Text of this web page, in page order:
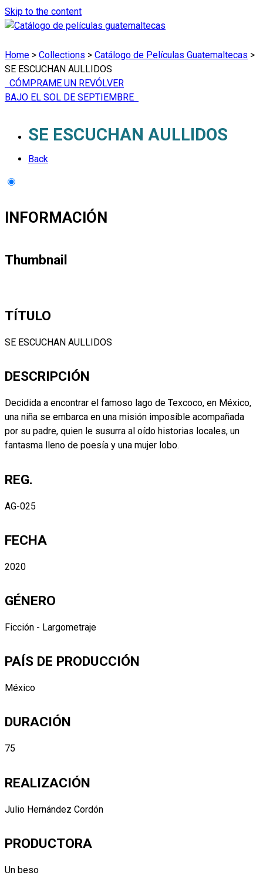
Skip to the content
Home > Collections > Catálogo de Películas Guatemaltecas >
SE ESCUCHAN AULLIDOS
CÓMPRAME UN REVÓLVER
BAJO EL SOL DE SEPTIEMBRE
SE ESCUCHAN AULLIDOS
Back
INFORMACIÓN
Thumbnail
TÍTULO
SE ESCUCHAN AULLIDOS
DESCRIPCIÓN
Decidida a encontrar el famoso lago de Texcoco, en México,
una niña se embarca en una misión imposible acompañada
por su padre, quien le susurra al oído historias locales, un
fantasma lleno de poesía y una mujer lobo.
REG.
AG-025
FECHA
2020
GÉNERO
Ficción - Largometraje
PAÍS DE PRODUCCIÓN
México
DURACIÓN
75
REALIZACIÓN
Julio Hernández Cordón
PRODUCTORA
Un beso